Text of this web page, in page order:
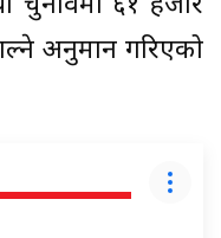
अनुमान गरिएको